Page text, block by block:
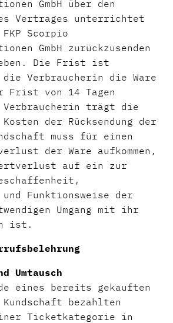
GmbH über den
Vertrages unterrichtet
Scorpio
GmbH zurückzusenden
Die Frist ist
die Verbraucherin die Ware
Frist von 14 Tagen
Verbraucherin trägt die
der Rücksendung der
muss für einen
der Ware aufkommen,
auf ein zur
Funktionsweise der
Umgang mit ihr
ist.
Umtausch
eines bereits gekauften
bezahlten
Ticketkategorie in